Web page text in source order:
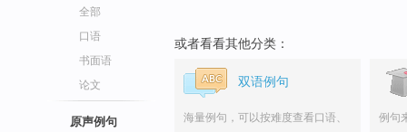
全部
口语
书面语
论文
原声例句
或者看看其他分类：
双语例句
海量例句，可以按难度查看口语、
例句